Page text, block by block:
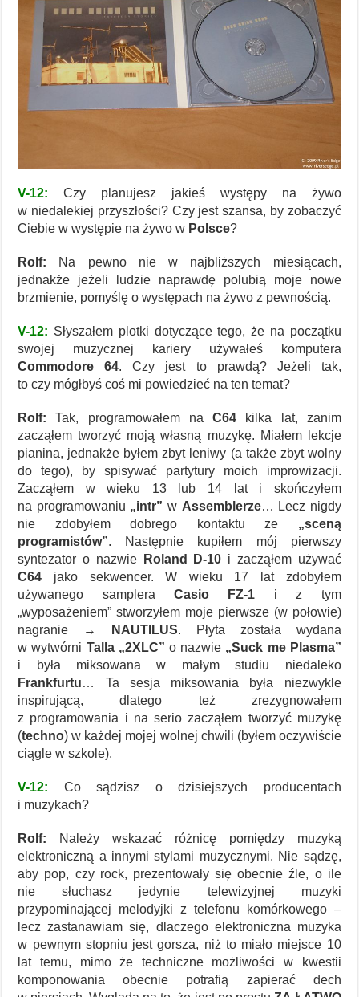
V-12:
Czy planujesz jakieś występy na żywo
w niedalekiej przyszłości? Czy jest szansa, by zobaczyć
Ciebie w występie na żywo w Polsce?
Rolf: Na pewno nie w najbliższych miesiącach,
jednakże jeżeli ludzie naprawdę polubią moje nowe
brzmienie, pomyślę o występach na żywo z pewnością.
V-12: Słyszałem plotki dotyczące tego, że na początku
swojej muzycznej kariery używałeś komputera
Commodore 64. Czy jest to prawdą? Jeżeli tak,
to czy mógłbyś coś mi powiedzieć na ten temat?
Rolf: Tak, programowałem naC64 kilka lat, zanim
zacząłem tworzyć moją własną muzykę. Miałem lekcje
pianina, jednakże byłem zbyt leniwy (a także zbyt wolny
do tego), by spisywać partytury moich improwizacji.
Zacząłem w wieku 13 lub 14 lat i skończyłem
na programowaniu „intr” w Assemblerze… Lecz nigdy
nie zdobyłem dobrego kontaktu ze „sceną
programistów”. Następnie kupiłem mój pierwszy
syntezator o nazwie
Roland D-10 i zacząłem używać
C64 jako sekwencer. W wieku 17 lat zdobyłem
używanego sampleraCasio FZ-1 i z tym
„wyposażeniem” stworzyłem moje pierwsze (w połowie)
nagranie →
NAUTILUS. Płyta została wydana
w wytwórni Talla „2XLC” o nazwie „Suck me Plasma”
i była miksowana w małym studiu niedaleko
Frankfurtu… Ta sesja miksowania była niezwykle
inspirującą, dlatego też zrezygnowałem
z programowania i na serio zacząłem tworzyć muzykę
(techno) w każdej mojej wolnej chwili (byłem oczywiście
ciągle w szkole).
V-12:
Co sądzisz o dzisiejszych producentach
i muzykach?
Rolf: Należy wskazać różnicę pomiędzy muzyką
elektroniczną a innymi stylami muzycznymi. Nie sądzę,
aby pop, czy rock, prezentowały się obecnie źle, o ile
nie słuchasz jedynie telewizyjnej muzyki
przypominającej melodyjki z telefonu komórkowego –
lecz zastanawiam się, dlaczego elektroniczna muzyka
w pewnym stopniu jest gorsza, niż to miało miejsce 10
lat temu, mimo że techniczne możliwości w kwestii
komponowania obecnie potrafią zapierać dech